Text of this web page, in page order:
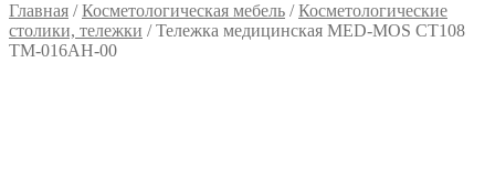
Главная /Косметологическая мебель /Косметологические
столики, тележки /Тележка медицинская MED-MOS СТ108
ТМ-016АН-00